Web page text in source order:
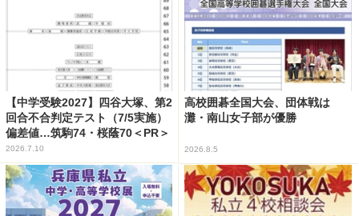
【中学受験2027】四谷大塚、第2
回合不合判定テスト（7/5実施）
偏差値…筑駒74・桜蔭70＜PR＞
2026.7.10
高校囲碁全国大会、団体戦は
灘・南山女子部が優勝
2026.8.5